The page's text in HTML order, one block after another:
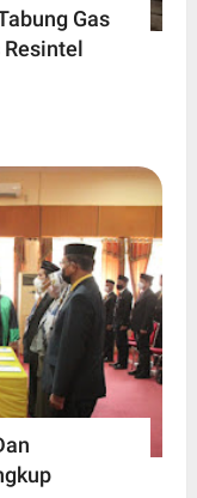
Gas